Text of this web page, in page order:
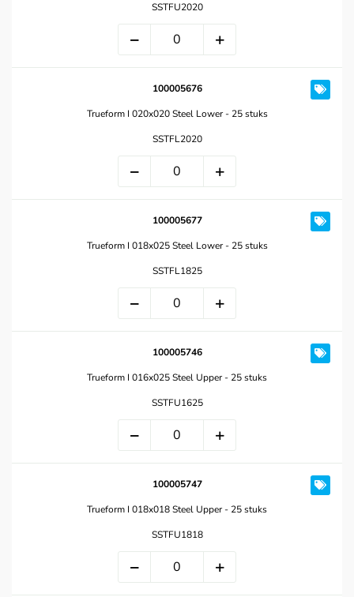
SSTFU2020
100005676
Trueform I 020x020 Steel Lower - 25 stuks
SSTFL2020
100005677
Trueform I 018x025 Steel Lower - 25 stuks
SSTFL1825
100005746
Trueform I 016x025 Steel Upper - 25 stuks
SSTFU1625
100005747
Trueform I 018x018 Steel Upper - 25 stuks
SSTFU1818